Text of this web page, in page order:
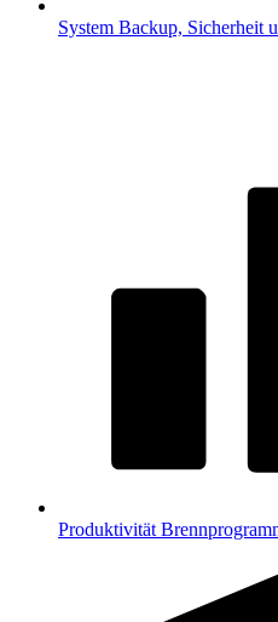
System Backup, Sicherheit
Produktivität